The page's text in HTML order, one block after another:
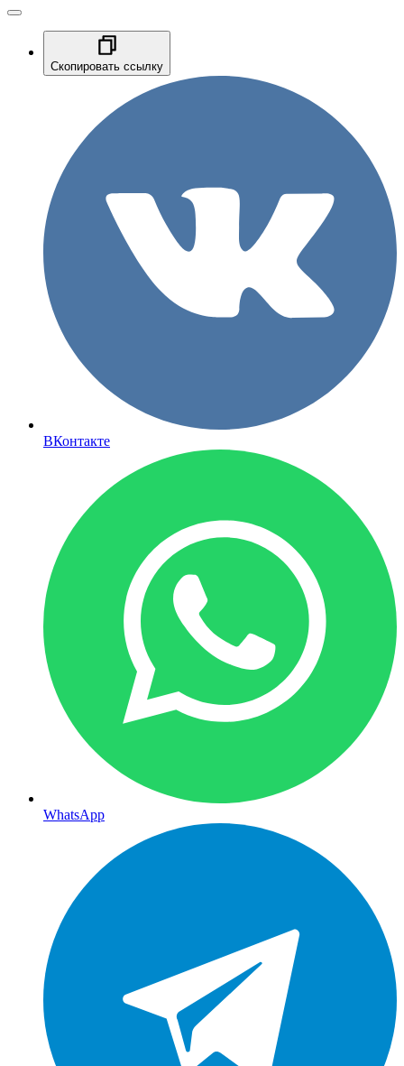
Скопировать ссылку
ВКонтакте
WhatsApp